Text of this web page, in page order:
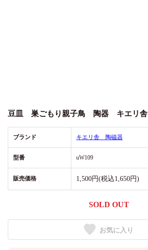
豆皿 巣ごもり親子鳥 陶器 キエリ舎
ブランド キエリ舎 陶磁器
型番 uW109
販売価格 1,500円(税込1,650円)
SOLD OUT
お気に入り